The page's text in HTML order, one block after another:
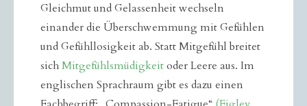
Gleichmut und Gelassenheit wechseln
einander die Überschwemmung mit Gefühlen
und Gefühllosigkeit ab. Statt Mitgefühl breitet
sichMitgefühlsmüdigkeitoder Leere aus. Im
englischen Sprachraum gibt es dazu einen